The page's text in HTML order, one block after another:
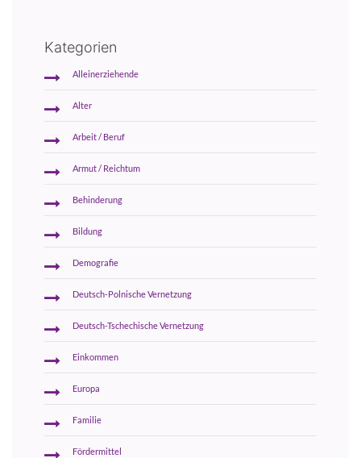
Kategorien
Alleinerziehende
Alter
Arbeit / Beruf
Armut / Reichtum
Behinderung
Bildung
Demografie
Deutsch-Polnische Vernetzung
Deutsch-Tschechische Vernetzung
Einkommen
Europa
Familie
Fördermittel